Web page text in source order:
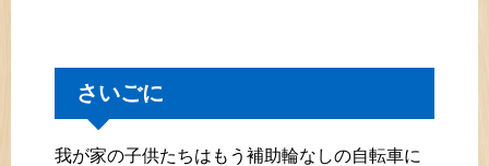
さいごに
我が家の子供たちはもう補助輪なしの自転車に